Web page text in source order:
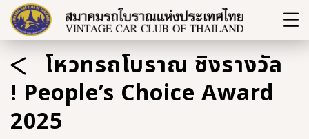
โหวทรถโบราณ ชิงรางวัล
! People’s Choice Award
2025